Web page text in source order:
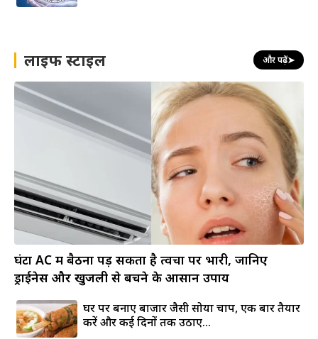
लाइफ स्टाइल और पढ़ें➤
घंटों AC में बैठना पड़ सकता है त्वचा पर भारी, जानिए
ड्राईनेस और खुजली से बचने के आसान उपाय
घर पर बनाएं बाजार जैसी सोया चाप, एक बार तैयार
करें और कई दिनों तक उठाएं...